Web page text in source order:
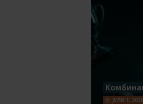
ЈУЛИ 1, 2026